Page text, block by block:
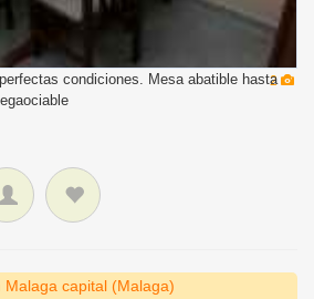
2
condiciones. Mesa abatible hasta
capital (Malaga)